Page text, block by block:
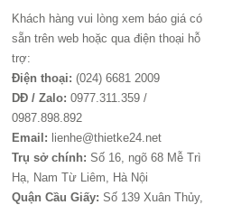
Khách hàng vui lòng xem báo giá có
sẵn trên web hoặc qua điện thoại hỗ
trợ:
Điện thoại: (024) 6681 2009
DĐ / Zalo: 0977.311.359 /
0987.898.892
Email: lienhe@thietke24.net
Trụ sở chính: Số 16, ngõ 68 Mễ Trì
Hạ, Nam Từ Liêm, Hà Nội
Quận Cầu Giấy: Số 139 Xuân Thủy,